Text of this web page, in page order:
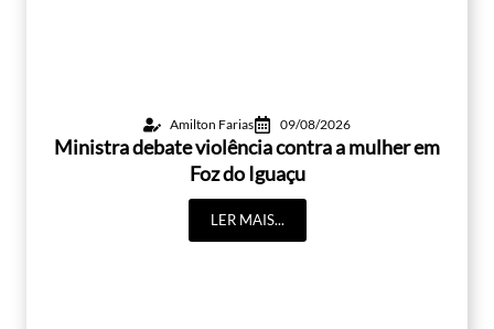
Amilton Farias 09/08/2026
Ministra debate violência contra a mulher em
Foz do Iguaçu
LER MAIS...